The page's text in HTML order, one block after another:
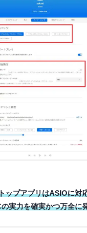
ップアプリはASIOに対
実力を確実かつ万全に